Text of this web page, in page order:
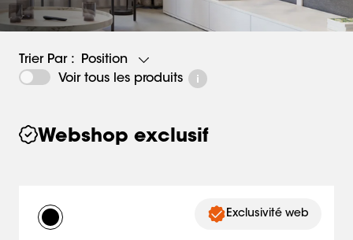
Trier Par :
Position
Voir tous les produits
Webshop exclusif
Exclusivité web